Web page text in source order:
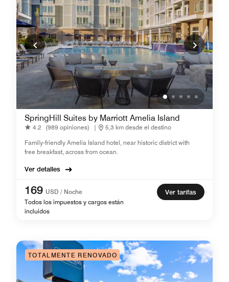
SpringHill Suites by Marriott Amelia Island
4.2 (989 opiniones) |
5,3 km desde el destino
Family-friendly Amelia Island hotel, near historic district with
free breakfast, across from ocean.
Ver detalles
169 USD / Noche
Todos los impuestos y cargos están
incluidos
Ver tarifas
TOTALMENTE RENOVADO